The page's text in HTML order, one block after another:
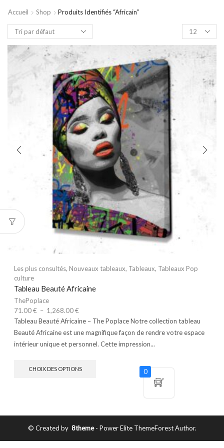
Accueil Shop Produits Identifiés “africain”
Les plus consultés, Nouveaux tableaux, Tableaux, Tableaux Pop
culture
Tableau Beauté Africaine
ThePoplace
71.00€ – 1,268.00€
Tableau Beauté Africaine – The Poplace Notre collection tableau
Beauté Africaine est une magnifique façon de rendre votre espace
intérieur unique et personnel. Cette impression...
CHOIX DES OPTIONS
© Created by 8theme- Power Elite ThemeForest Author.
0